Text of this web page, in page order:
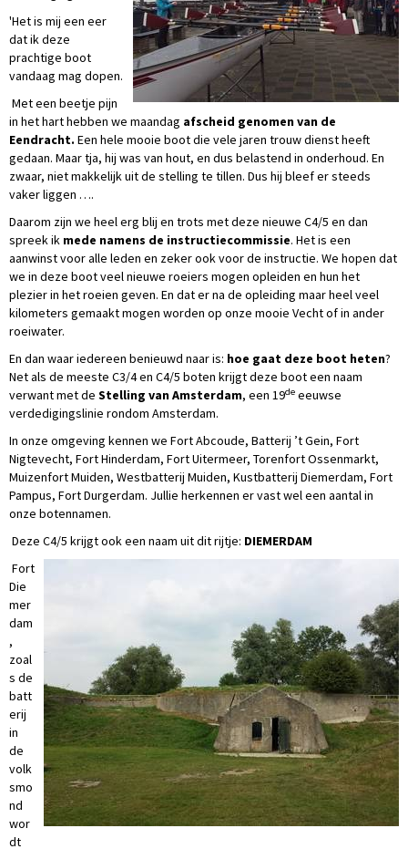
'Het is mij een eer
dat ik deze
prachtige boot
vandaag mag dopen.
Met een beetje pijn
in het hart hebben we maandag afscheid genomen van de
Eendracht. Een hele mooie boot die vele jaren trouw dienst heeft
gedaan. Maar tja, hij was van hout, en dus belastend in onderhoud. En
zwaar, niet makkelijk uit de stelling te tillen. Dus hij bleef er steeds
vaker liggen ….
Daarom zijn we heel erg blij en trots met deze nieuwe C4/5 en dan
spreek ik mede namens de instructiecommissie. Het is een
aanwinst voor alle leden en zeker ook voor de instructie. We hopen dat
we in deze boot veel nieuwe roeiers mogen opleiden en hun het
plezier in het roeien geven. En dat er na de opleiding maar heel veel
kilometers gemaakt mogen worden op onze mooie Vecht of in ander
roeiwater.
En dan waar iedereen benieuwd naar is: hoe gaat deze boot heten?
Net als de meeste C3/4 en C4/5 boten krijgt deze boot een naam
verwant met de Stelling van Amsterdam, een 19de eeuwse
verdedigingslinie rondom Amsterdam.
In onze omgeving kennen we Fort Abcoude, Batterij ’t Gein, Fort
Nigtevecht, Fort Hinderdam, Fort Uitermeer, Torenfort Ossenmarkt,
Muizenfort Muiden, Westbatterij Muiden, Kustbatterij Diemerdam, Fort
Pampus, Fort Durgerdam. Jullie herkennen er vast wel een aantal in
onze botennamen.
Deze C4/5 krijgt ook een naam uit dit rijtje: DIEMERDAM
Fort
Die
mer
dam
,
zoal
s de
batt
erij
in
de
volk
smo
nd
wor
dt